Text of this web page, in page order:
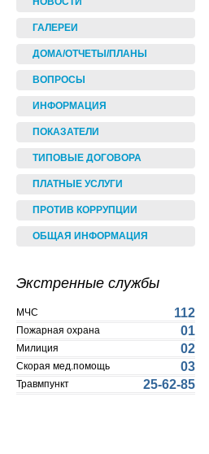
ГАЛЕРЕИ
ДОМА/ОТЧЕТЫ/ПЛАНЫ
ВОПРОСЫ
ИНФОРМАЦИЯ
ПОКАЗАТЕЛИ
ТИПОВЫЕ ДОГОВОРА
ПЛАТНЫЕ УСЛУГИ
ПРОТИВ КОРРУПЦИИ
ОБЩАЯ ИНФОРМАЦИЯ
Экстренные службы
МЧС 112
Пожарная охрана 01
Милиция 02
Скорая мед.помощь 03
Травмпункт 25-62-85